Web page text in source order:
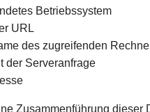
Betriebssystem
URL
des zugreifenden
der Serveranfrage
Zusammenführung dieser